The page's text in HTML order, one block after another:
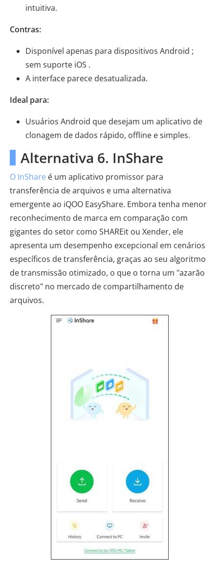
intuitiva.
Contras:
Disponível apenas para dispositivos Android ;
sem suporte iOS .
A interface parece desatualizada.
Ideal para:
Usuários Android que desejam um aplicativo de
clonagem de dados rápido, offline e simples.
Alternativa 6. InShare
O InShare é um aplicativo promissor para
transferência de arquivos e uma alternativa
emergente ao iQOO EasyShare. Embora tenha menor
reconhecimento de marca em comparação com
gigantes do setor como SHAREit ou Xender, ele
apresenta um desempenho excepcional em cenários
específicos de transferência, graças ao seu algoritmo
de transmissão otimizado, o que o torna um "azarão
discreto" no mercado de compartilhamento de
arquivos.